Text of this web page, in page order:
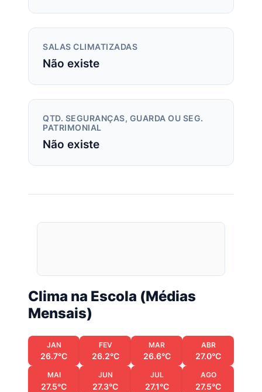
SALAS CLIMATIZADAS
Não existe
QTD. SEGURANÇAS, GUARDA OU SEG.
PATRIMONIAL
Não existe
Clima na Escola (Médias
Mensais)
JAN
26.7°C
FEV
26.2°C
MAR
26.6°C
ABR
27.0°C
MAI
27.5°C
JUN
27.3°C
JUL
27.1°C
AGO
27.5°C